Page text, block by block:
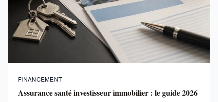
FINANCEMENT
Assurance santé investisseur immobilier : le guide 2026